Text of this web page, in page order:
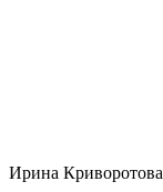
Ирина Криворотова